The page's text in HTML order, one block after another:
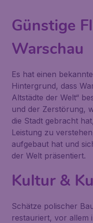
Günstige
Warschau
Es hat einen
Hintergrund, dass
Altstädte der Welt“
und der Zerstörung,
die Stadt gebracht
Leistung zu
aufgebaut hat und
der Welt präsentiert.
Kultur &
Schätze polischer
restauriert, vor allem